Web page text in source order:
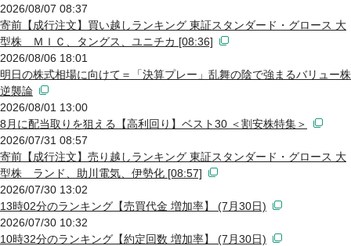
2026/08/07 08:37
寄前【成行注文】買い越しランキング 東証スタンダード・グロース 大
型株 ＭＩＣ、タングス、ユニチカ [08:36]
2026/08/06 18:01
明日の株式相場に向けて＝「決算プレー」乱舞の陰で強まるバリュー株
逆襲論
2026/08/01 13:00
8月に配当取りを狙える【高利回り】ベスト30 ＜割安株特集＞
2026/07/31 08:57
寄前【成行注文】売り越しランキング 東証スタンダード・グロース 大
型株 ランド、助川電気、伊勢化 [08:57]
2026/07/30 13:02
13時02分のランキング【売買代金 増加率】 (7月30日)
2026/07/30 10:32
10時32分のランキング【約定回数 増加率】 (7月30日)